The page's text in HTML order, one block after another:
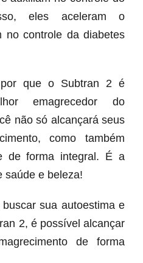
eles aceleram o
no controle da diabetes
que o Subtran 2 é
emagrecedor do
não só alcançará seus
como também
de forma integral. É a
saúde e beleza!
sua autoestima e
2, é possível alcançar
de forma